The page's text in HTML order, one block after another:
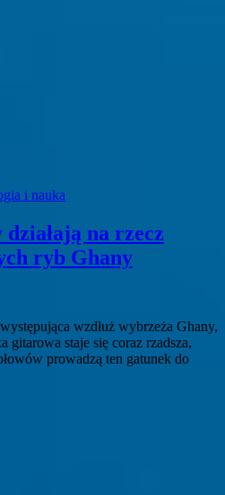
i nauka
na rzecz
ryb Ghany
wzdłuż wybrzeża Ghany,
staje się coraz rzadsza,
prowadzą ten gatunek do